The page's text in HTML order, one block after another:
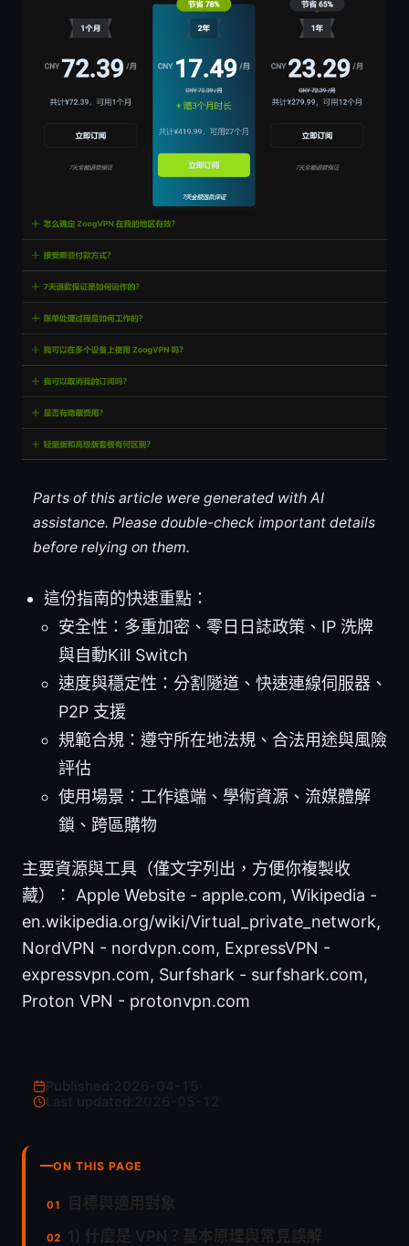
Parts of this article were generated with AI
assistance. Please double-check important details
before relying on them.
這份指南的快速重點：
安全性：多重加密、零日日誌政策、IP 洗牌
與自動Kill Switch
速度與穩定性：分割隧道、快速連線伺服器、
P2P 支援
規範合規：遵守所在地法規、合法用途與風險
評估
使用場景：工作遠端、學術資源、流媒體解
鎖、跨區購物
主要資源與工具（僅文字列出，方便你複製收
藏）： Apple Website - apple.com, Wikipedia -
en.wikipedia.org/wiki/Virtual_private_network,
NordVPN - nordvpn.com, ExpressVPN -
expressvpn.com, Surfshark - surfshark.com,
Proton VPN - protonvpn.com
Last updated:
ON THIS PAGE